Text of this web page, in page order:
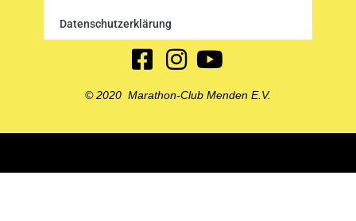
Datenschutzerklärung
© 2020 Marathon-Club Menden E.V.